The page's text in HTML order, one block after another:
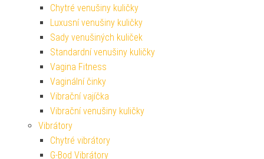
Chytré venušiny kuličky
Luxusní venušiny kuličky
Sady venušiných kuliček
Standardní venušiny kuličky
Vagina Fitness
Vaginální činky
Vibrační vajíčka
Vibrační venušiny kuličky
Vibrátory
Chytré vibrátory
G-Bod Vibrátory